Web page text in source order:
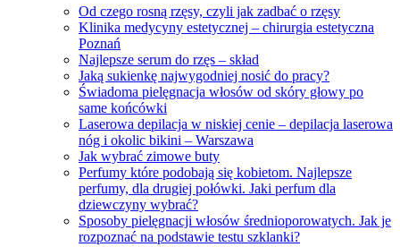
Od czego rosną rzęsy, czyli jak zadbać o rzęsy
Klinika medycyny estetycznej – chirurgia estetyczna
Poznań
Najlepsze serum do rzęs – skład
Jaką sukienkę najwygodniej nosić do pracy?
Świadoma pielęgnacja włosów od skóry głowy po
same końcówki
Laserowa depilacja w niskiej cenie – depilacja laserowa
nóg i okolic bikini – Warszawa
Jak wybrać zimowe buty
Perfumy które podobają się kobietom. Najlepsze
perfumy, dla drugiej połówki. Jaki perfum dla
dziewczyny wybrać?
Sposoby pielęgnacji włosów średnioporowatych. Jak je
rozpoznać na podstawie testu szklanki?